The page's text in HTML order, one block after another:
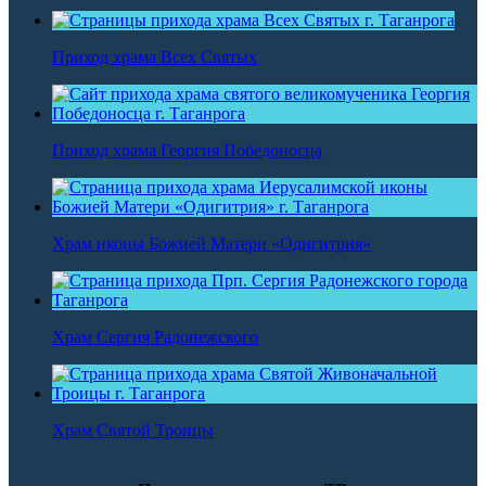
Приход храма Всех Святых
Приход храма Георгия Победоносца
Храм иконы Божией Матери «Одигитрия»
Храм Сергия Радонежского
Храм Святой Троицы